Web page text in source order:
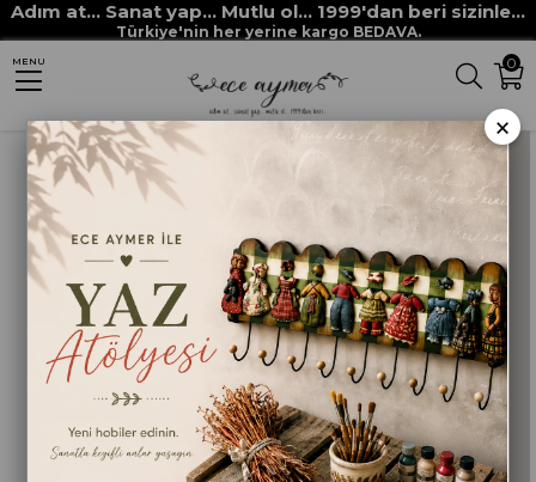
Adım at... Sanat yap... Mutlu ol... 1999'dan beri sizinle...
Türkiye'nin her yerine kargo BEDAVA.
0
MENU
Anasayfa HOBİ BOYALARI MULTİ DECOR CHALKED boyaları
MULTİ DECOR CHALKED GRANİT
×